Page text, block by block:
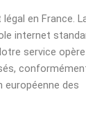
en France.
internet
service
européenne des